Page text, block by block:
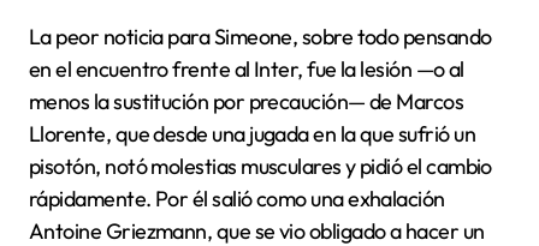
La peor noticia para Simeone, sobre todo pensando
en el encuentro frente al Inter, fue la lesión —o al
menos la sustitución por precaución— de Marcos
Llorente, que desde una jugada en la que sufrió un
pisotón, notó molestias musculares y pidió el cambio
rápidamente. Por él salió como una exhalación
Antoine Griezmann, que se vio obligado a hacer un